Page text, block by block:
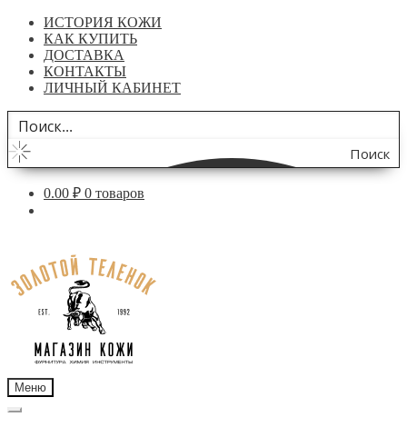
ИСТОРИЯ КОЖИ
КАК КУПИТЬ
ДОСТАВКА
КОНТАКТЫ
ЛИЧНЫЙ КАБИНЕТ
Поиск
по
0.00 ₽ 0 товаров
навигации
содержимому
Меню